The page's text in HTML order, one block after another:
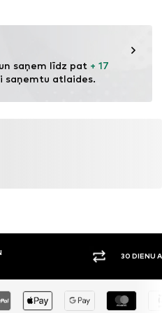
materiālus (pirms
izejvielām, samazināt
dabas resursus.
saņem līdz pat + 17
saņemtu atlaides.
30 DIENU